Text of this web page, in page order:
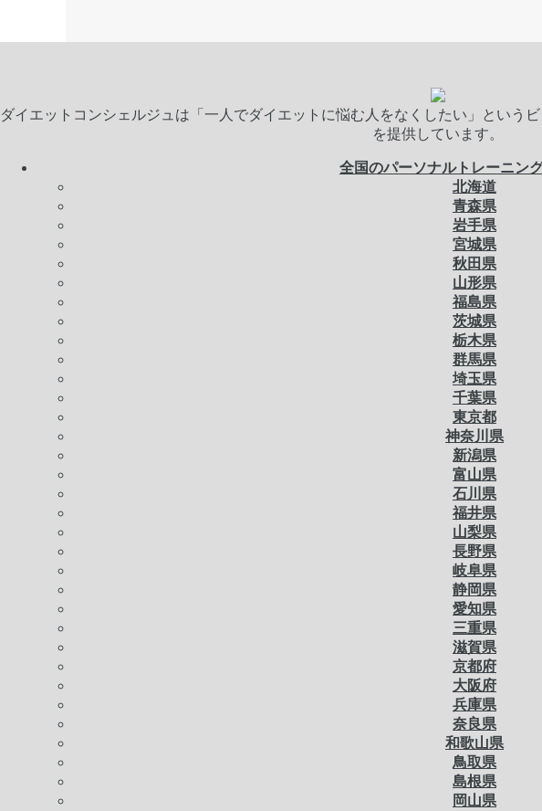
ダイエットコンシェルジュは「一人でダイエットに悩む人をなくしたい」という
を提供しています。
全国のパーソナルトレーニン
北海道
青森県
岩手県
宮城県
秋田県
山形県
福島県
茨城県
栃木県
群馬県
埼玉県
千葉県
東京都
神奈川県
新潟県
富山県
石川県
福井県
山梨県
長野県
岐阜県
静岡県
愛知県
三重県
滋賀県
京都府
大阪府
兵庫県
奈良県
和歌山県
鳥取県
島根県
岡山県